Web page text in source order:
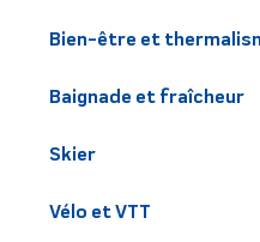
Bien-être et
Baignade et fraîcheur
Skier
Vélo et VTT
et
Vanotti
Villa César, 38580